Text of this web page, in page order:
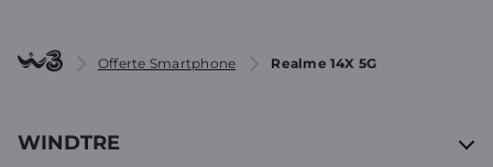
Offerte Smartphone Realme 14X 5G
WINDTRE